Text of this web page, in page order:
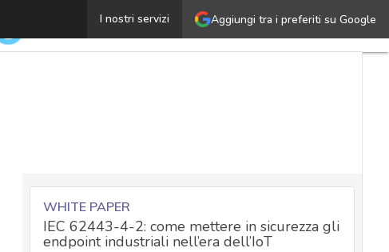
Aggiungi tra i preferiti su Google
I nostri servizi
Videosorveglianza al lavoro: una lezione per tutti sulle
WHITE PAPER
IEC 62443-4-2: come mettere in sicurezza gli
endpoint industriali nell’era dell’IoT